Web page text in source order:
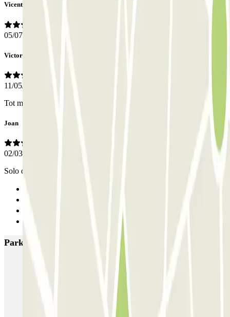
Vicente
05/07/2026
Victoria
11/05/2026
Tot molt correcte Gràcies
Joan
02/03/2026
Solo que no funciono el lector de matriculas
Parkings más valorados en Barcelona
NN Borrell
Torre Nuñez i Navarro
BSM Flos i Calcat